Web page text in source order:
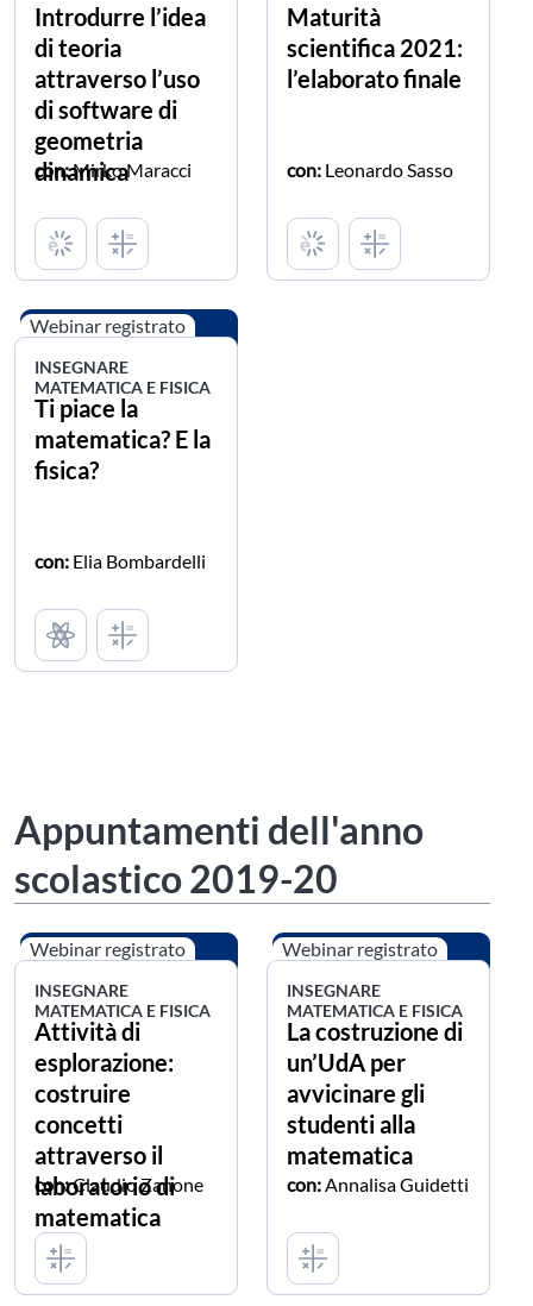
Introdurre l’idea
di teoria
attraverso l’uso
di software di
geometria
dinamica
con:Mirko Maracci
Maturità
scientifica 2021:
l’elaborato finale
con: Leonardo Sasso
Webinar registrato
INSEGNARE
MATEMATICA E FISICA
Ti piace la
matematica? E la
fisica?
con: Elia Bombardelli
Appuntamenti dell'anno
scolastico 2019-20
Webinar registrato
INSEGNARE
MATEMATICA E FISICA
Attività di
esplorazione:
costruire
concetti
attraverso il
laboratorio di
matematica
con:Claudio Zanone
Webinar registrato
INSEGNARE
MATEMATICA E FISICA
La costruzione di
un’UdA per
avvicinare gli
studenti alla
matematica
con: Annalisa Guidetti